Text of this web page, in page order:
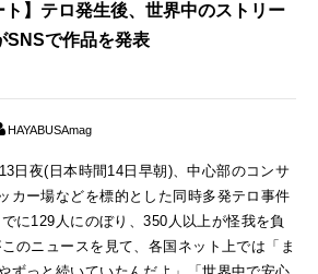
ト】テロ発生後、世界中のストリー
SNSで作品を発表
HAYABUSAmag
日夜(日本時間14日早朝)、中心部のコンサ
カー場などを標的とした同時多発テロ事件
に129人にのぼり、350人以上が怪我を負
のニュースを見て、各国ネット上では「ま